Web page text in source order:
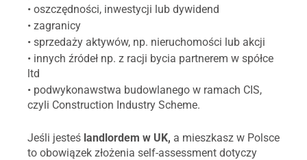
• oszczędności, inwestycji lub dywidend
• zagranicy
• sprzedaży aktywów, np. nieruchomości lub akcji
• innych źródeł np. z racji bycia partnerem w spółce
ltd
• podwykonawstwa budowlanego w ramach CIS,
czyli Construction Industry Scheme.
Jeśli jesteś landlordem w UK, a mieszkasz w Polsce
to obowiązek złożenia self-assessment dotyczy